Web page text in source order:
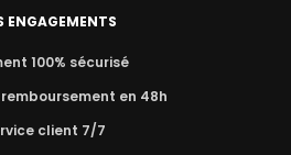
ENGAGEMENTS
100% sécurisé
en 48h
client 7/7